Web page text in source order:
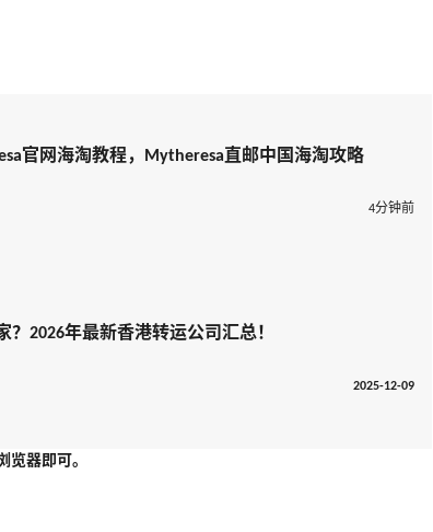
官网海淘教程，Mytheresa直邮中国海淘攻略
4分钟前
？2026年最新香港转运公司汇总！
2025-12-09
览器即可。
2024黑五Mytheresa官网折扣预测，